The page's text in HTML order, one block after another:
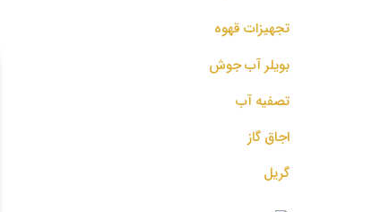
تجهیزات قهوه
بویلر آب جوش
تصفیه آب
اجاق گاز
گریل